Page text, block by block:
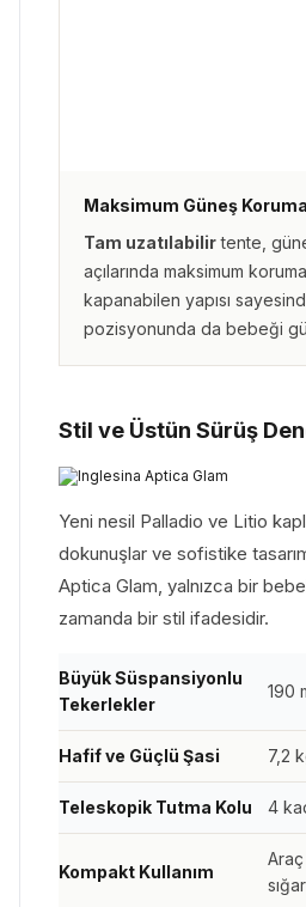
Maksimum Güneş
Tam uzatılabilirtente,
açılarında maksimum
kapanabilen yapısı
pozisyonunda da bebeği
Stil ve Üstün Sürüş
Yeni nesil Palladio ve Litio
dokunuşlar ve sofistike
Aptica Glam, yalnızca bir
zamanda bir stil ifadesidir.
Büyük Süspansiyonlu
Tekerlekler
190
Hafif ve Güçlü Şasi 7,2
Teleskopik Tutma Kolu 4
Kompakt Kullanım
sığar